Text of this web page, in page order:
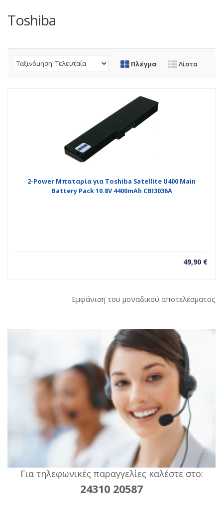
Toshiba
Πλέγμα Λίστα
2-Power Μπαταρία για Toshiba Satellite U400 Main
Battery Pack 10.8V 4400mAh CBI3036A
49,90 €
Εμφάνιση του μοναδικού αποτελέσματος
Για τηλεφωνικές παραγγελίες καλέστε στο:
24310 20587